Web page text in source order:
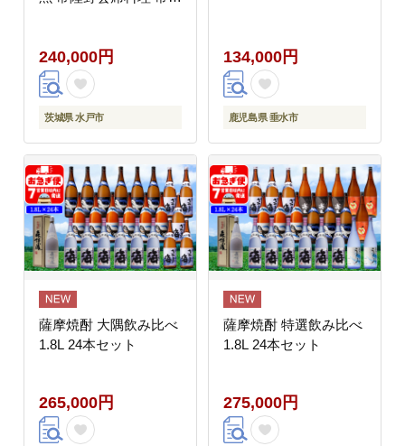
席 水戸市 茨城県】
（BV-30）
240,000円
茨城県 水戸市
134,000円
鹿児島県 垂水市
薩摩焼酎 大隅飲み比べ
1.8L 24本セット
265,000円
薩摩焼酎 特選飲み比べ
1.8L 24本セット
275,000円